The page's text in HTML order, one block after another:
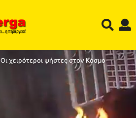
Οι χειρότεροι ψήστες στον Κόσμο